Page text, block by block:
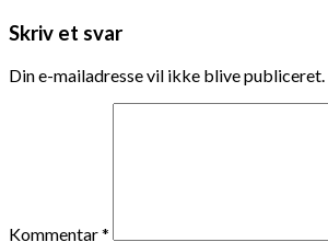
Skriv et svar
Din e-mailadresse vil ikke blive publiceret.
Kommentar*